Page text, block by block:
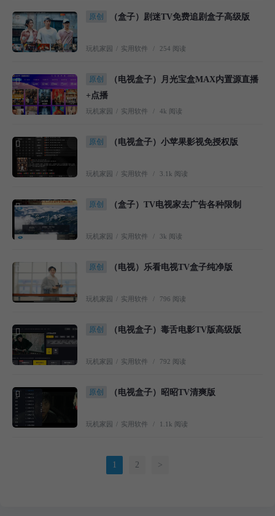
原创 （盒子）剧迷TV免费追剧盒子高级版
玩机家园 / 实用软件 / 254 阅读
原创
（电视盒子）月光宝盒MAX内置源直播
+点播
玩机家园 / 实用软件 / 4k 阅读
原创 （电视盒子）小苹果影视免授权版
玩机家园 / 实用软件 / 3.1k 阅读
原创 （盒子）TV电视家去广告各种限制
玩机家园 / 实用软件 / 3k 阅读
原创 （电视）乐看电视TV盒子纯净版
玩机家园 / 实用软件 / 796 阅读
原创 （电视盒子）毒舌电影TV版高级版
玩机家园 / 实用软件 / 792 阅读
原创 （电视盒子）昭昭TV清爽版
玩机家园 / 实用软件 / 1.1k 阅读
1 2 >